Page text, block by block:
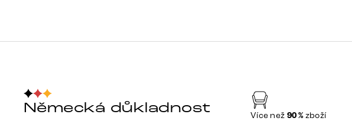
Německá důkladnost
Více než 90 %zboží